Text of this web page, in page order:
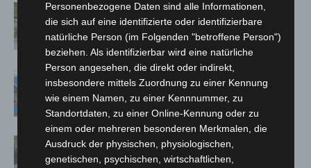
Region Hannover: 21 neue
Notfallsanitäter starten beim Roten
Kreuz
Mann läuft mit Hockeyschläger über
A7 – Polizei sucht Zeugen
Gasleitung bei McDonald’s-Umbau in
Langenhagen beschädigt
Personenbezogene Daten sind alle Informationen,
die sich auf eine identifizierte oder identifizierbare
natürliche Person (im Folgenden "betroffene Person")
beziehen. Als identifizierbar wird eine natürliche
Person angesehen, die direkt oder indirekt,
insbesondere mittels Zuordnung zu einer Kennung
wie einem Namen, zu einer Kennnummer, zu
Standortdaten, zu einer Online-Kennung oder zu
einem oder mehreren besonderen Merkmalen, die
Ausdruck der physischen, physiologischen,
genetischen, psychischen, wirtschaftlichen,